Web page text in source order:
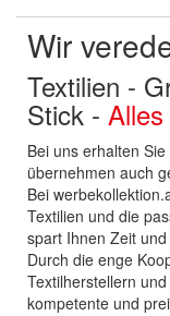
Wir
Textilien -
Stick -
Bei uns erhalten
übernehmen auch
Bei
Textilien und die
spart Ihnen Zeit und
Durch die enge
Textilherstellern
kompetente und